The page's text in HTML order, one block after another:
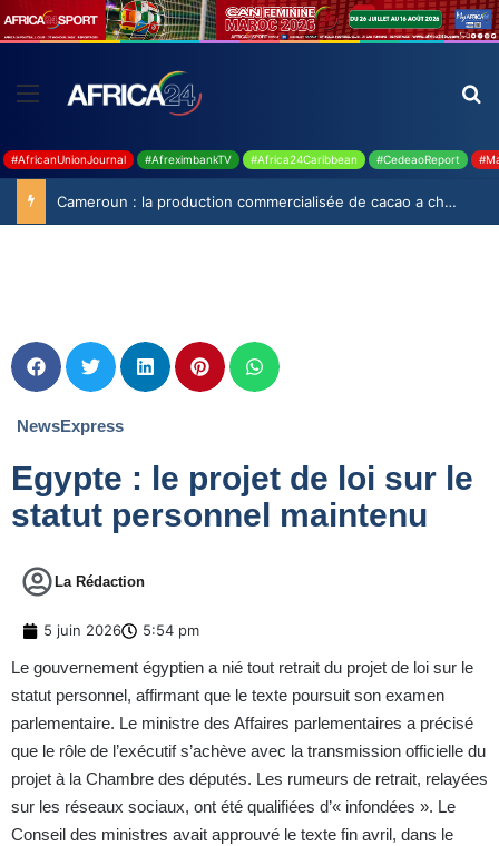
#AfricanUnionJournal #AfreximbankTV #Africa24Caribbean #CedeaoReport
Cameroun : la production commercialisée de cacao a chuté de 19,9% durant la saison 2025-2026
NewsExpress
Egypte : le projet de loi sur le
statut personnel maintenu
La Rédaction
5 juin 2026 5:54 pm
Le gouvernement égyptien a nié tout retrait du projet de loi sur le
statut personnel, affirmant que le texte poursuit son examen
parlementaire. Le ministre des Affaires parlementaires a précisé
que le rôle de l’exécutif s’achève avec la transmission officielle du
projet à la Chambre des députés. Les rumeurs de retrait, relayées
sur les réseaux sociaux, ont été qualifiées d’« infondées ». Le
Conseil des ministres avait approuvé le texte fin avril, dans le